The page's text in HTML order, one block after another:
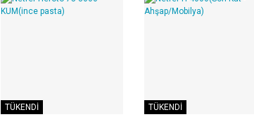
TÜKENDİ TÜKENDİ